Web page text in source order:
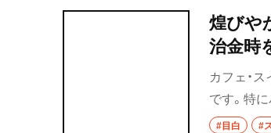
煌びや
治金時
④～
カフェ・
です。特
な街を散
#目白 #